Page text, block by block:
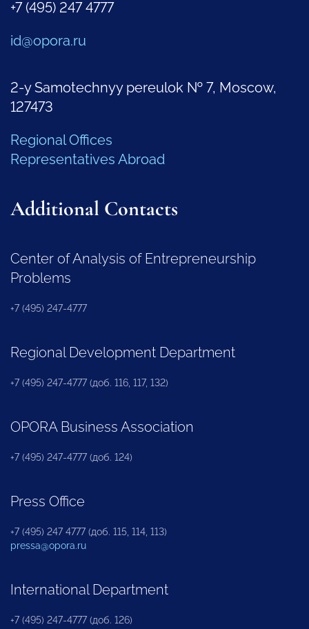
+7 (495) 247 4777
id@opora.ru
2-y Samotechnyy pereulok № 7, Moscow,
127473
Regional Offices
Representatives Abroad
Additional Contacts
Center of Analysis of Entrepreneurship
Problems
+7 (495) 247-4777
Regional Development Department
+7 (495) 247-4777 (доб. 116, 117, 132)
OPORA Business Association
+7 (495) 247-4777 (доб. 124)
Press Office
+7 (495) 247 4777 (доб. 115, 114, 113)
pressa@opora.ru
International Department
+7 (495) 247-4777 (доб. 126)